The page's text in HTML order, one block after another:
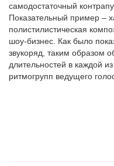
самодостаточный
Показательный пример –
полистилистическая
шоу-бизнес. Как было
звукоряд, таким образом
длительностей в каждой
ритмогрупп ведущего